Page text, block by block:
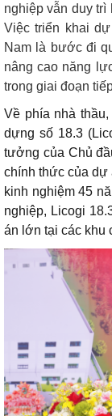
nghiệp vẫn duy
Việc triển khai
Nam là bước đi
nâng cao năng
trong giai đoạn
Về phía nhà
dựng số 18.3
tưởng của Chủ
chính thức của dự
kinh nghiệm 45
nghiệp, Licogi
án lớn tại các khu